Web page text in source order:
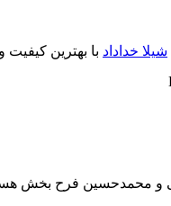
شیلا خداداد با بهترین
و محمدحسین فرح بخش